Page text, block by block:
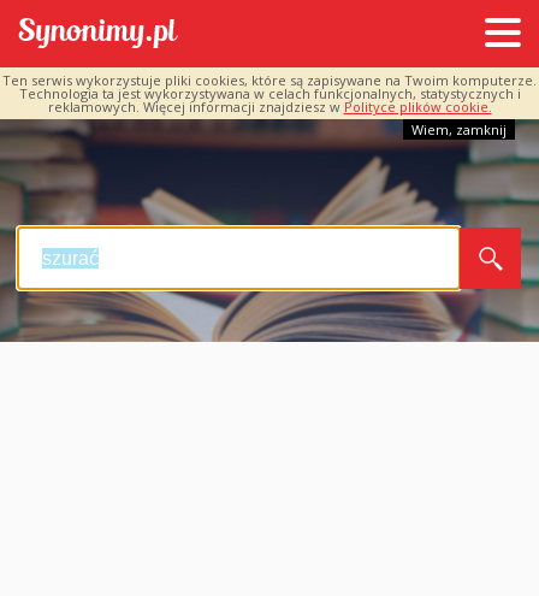
Ten serwis wykorzystuje pliki cookies, które są zapisywane na Twoim komputerze.
Technologia ta jest wykorzystywana w celach funkcjonalnych, statystycznych i
reklamowych. Więcej informacji znajdziesz w Polityce plików cookie.
Wiem, zamknij